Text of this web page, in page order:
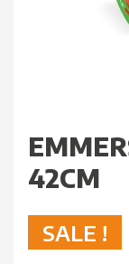
42CM
SALE !